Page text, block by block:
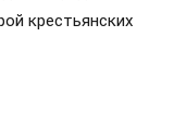
крестьянских